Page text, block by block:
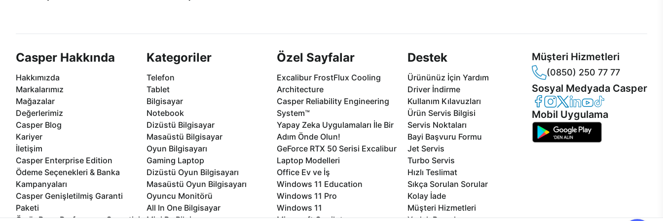
Casper Hakkında
Hakkımızda
Markalarımız
Mağazalar
Değerlerimiz
Casper Blog
Kariyer
İletişim
Casper Enterprise Edition
Ödeme Seçenekleri & Banka
Kampanyaları
Casper Genişletilmiş Garanti
Paketi
Kategoriler
Telefon
Tablet
Bilgisayar
Notebook
Dizüstü Bilgisayar
Masaüstü Bilgisayar
Oyun Bilgisayarı
Gaming Laptop
Dizüstü Oyun Bilgisayarı
Masaüstü Oyun Bilgisayarı
Oyuncu Monitörü
All In One Bilgisayar
Özel Sayfalar
Excalibur FrostFlux Cooling
Architecture
Casper Reliability Engineering
System™
Yapay Zeka Uygulamaları İle Bir
Adım Önde Olun!
GeForce RTX 50 Serisi Excalibur
Laptop Modelleri
Office Ev ve İş
Windows 11 Education
Windows 11 Pro
Windows 11
Destek
Ürününüz İçin Yardım
Driver İndirme
Kullanım Kılavuzları
Ürün Servis Bilgisi
Servis Noktaları
Bayi Başvuru Formu
Jet Servis
Turbo Servis
Hızlı Teslimat
Sıkça Sorulan Sorular
Kolay İade
Müşteri Hizmetleri
Müşteri Hizmetleri
(0850) 250 77 77
Sosyal Medyada Casper
Casper Facebook
Casper Instagram
Casper Twitter
Casper LinkedIn
Casper YouTube
Casper TikTok
Mobil Uygulama